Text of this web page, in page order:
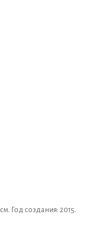
Год создания: 2015.